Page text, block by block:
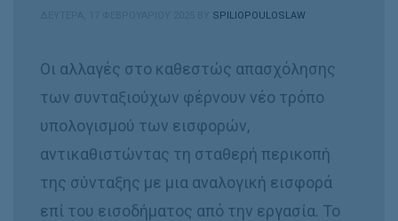
SPILIOPOULOSLAW
Οι αλλαγές στο καθεστώς απασχόλησης
των συνταξιούχων φέρνουν νέο τρόπο
υπολογισμού των εισφορών,
αντικαθιστώντας τη σταθερή περικοπή
της σύνταξης με μια αναλογική εισφορά
επί του εισοδήματος από την εργασία. Το